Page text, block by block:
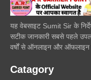
यह वेबसाइट Sumit Sir के
सटीक जानकारी सबसे पहले
वर्षों से ऑनलाइन और ऑफलाइन
Catagory